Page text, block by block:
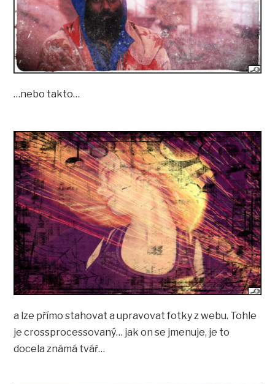
…nebo takto…
a lze přímo stahovat a upravovat fotky z webu. Tohle
je crossprocessovaný… jak on se jmenuje, je to
docela známá tvář…